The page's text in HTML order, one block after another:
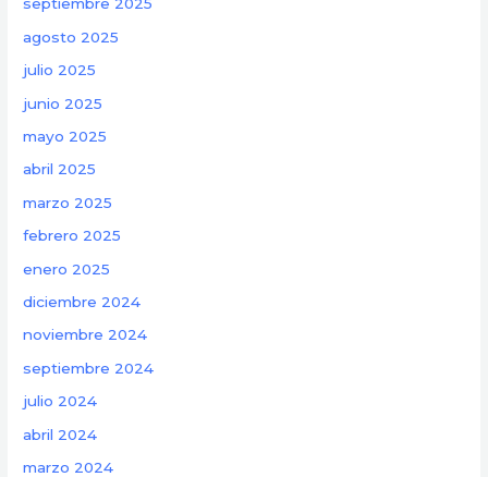
septiembre 2025
agosto 2025
julio 2025
junio 2025
mayo 2025
abril 2025
marzo 2025
febrero 2025
enero 2025
diciembre 2024
noviembre 2024
septiembre 2024
julio 2024
abril 2024
marzo 2024